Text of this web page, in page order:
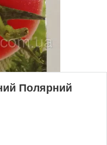
Полярний